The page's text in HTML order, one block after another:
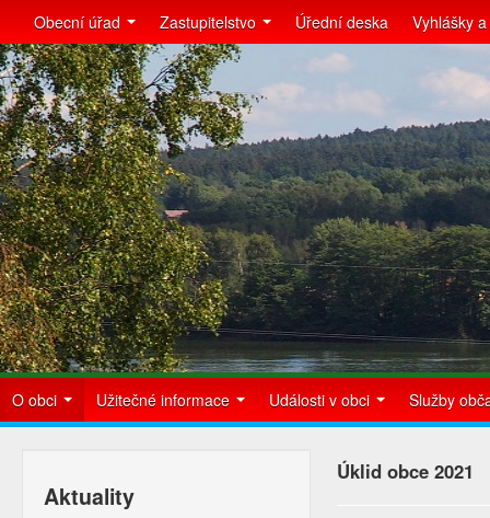
Obecní úřad Zastupitelstvo Úřední deska Vyhlášky
O obci Užitečné informace Události v obci Služby
Aktuality
Úklid obce 2021